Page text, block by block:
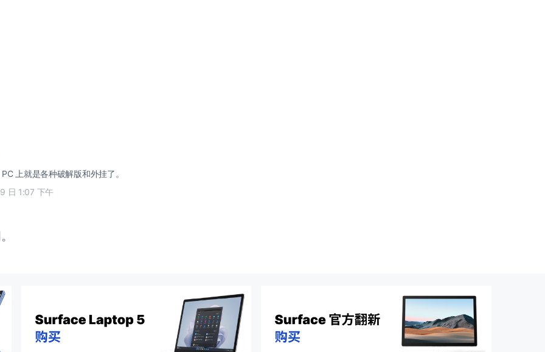
上就是各种破解版和外挂了。
日 1:07 下午